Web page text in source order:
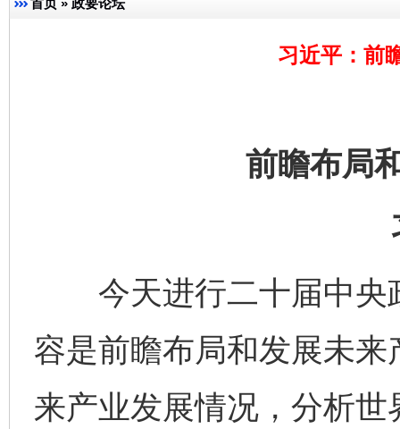
首页 » 政要论坛
习近平：前
前瞻布局
今天进行二十届中央
容是前瞻布局和发展未
来产业发展情况，分析